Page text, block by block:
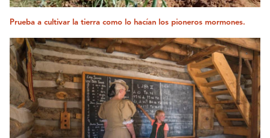
Prueba a cultivar la tierra como lo hacían los pioneros mormones.